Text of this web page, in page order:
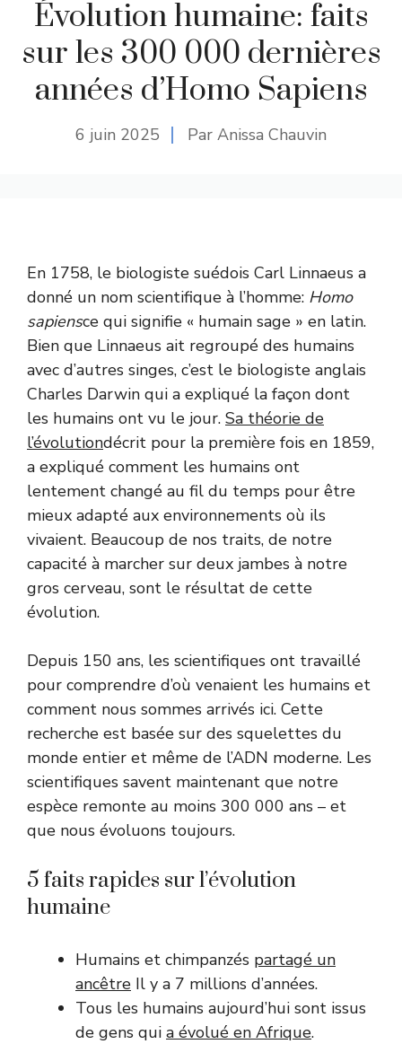
Évolution humaine: faits
sur les 300 000 dernières
années d’Homo Sapiens
6 juin 2025 Par Anissa Chauvin
En 1758, le biologiste suédois Carl Linnaeus a
donné un nom scientifique à l’homme: Homo
sapiensce qui signifie « humain sage » en latin.
Bien que Linnaeus ait regroupé des humains
avec d’autres singes, c’est le biologiste anglais
Charles Darwin qui a expliqué la façon dont
les humains ont vu le jour. Sa théorie de
l’évolutiondécrit pour la première fois en 1859,
a expliqué comment les humains ont
lentement changé au fil du temps pour être
mieux adapté aux environnements où ils
vivaient. Beaucoup de nos traits, de notre
capacité à marcher sur deux jambes à notre
gros cerveau, sont le résultat de cette
évolution.
Depuis 150 ans, les scientifiques ont travaillé
pour comprendre d’où venaient les humains et
comment nous sommes arrivés ici. Cette
recherche est basée sur des squelettes du
monde entier et même de l’ADN moderne. Les
scientifiques savent maintenant que notre
espèce remonte au moins 300 000 ans – et
que nous évoluons toujours.
5 faits rapides sur l’évolution
humaine
Humains et chimpanzés partagé un
ancêtre Il y a 7 millions d’années.
Tous les humains aujourd’hui sont issus
de gens qui a évolué en Afrique.